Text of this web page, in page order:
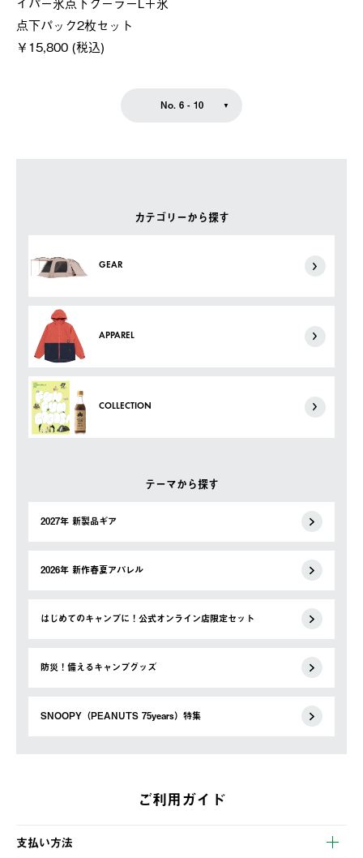
カテゴリーから探す
GEAR
APPAREL
COLLECTION
テーマから探す
2027年 新製品ギア
2026年 新作春夏アパレル
はじめてのキャンプに！公式オンライン店限定セット
防災！備えるキャンプグッズ
SNOOPY（PEANUTS 75years）特集
点下パック2枚セット
￥15,800 (税込)
No. 6 - 10
ご利用ガイド
支払い方法